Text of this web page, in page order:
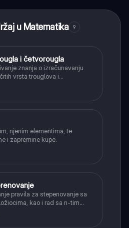
u Matematika 9
i četvorougla
znanja o izračunavanju
vrsta trouglova i
romb, trapez).
njenim elementima, te
i zapremine kupe.
pravila za stepenovanje sa
kao i rad sa n-tim
imenioca.